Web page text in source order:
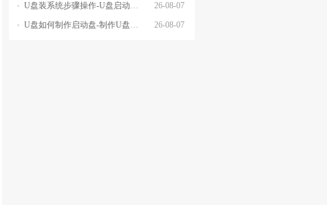
26-08-07
U盘装系统步骤操作-U盘启动重装系统步骤
26-08-07
U盘如何制作启动盘-制作U盘启动盘重装